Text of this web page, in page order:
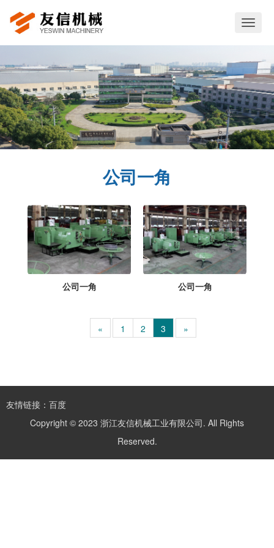
切
导
航
公司一角
公司一角 公司一角
« 1 2 3 »
友情链接：百度
Copyright © 2023 浙江友信机械工业有限公司. All Rights
Reserved.